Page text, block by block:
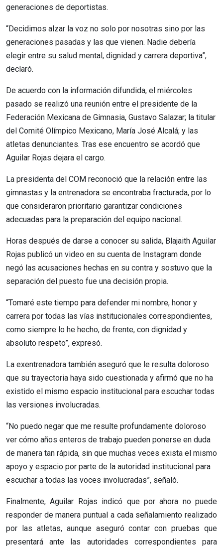
generaciones de deportistas.
“Decidimos alzar la voz no solo por nosotras sino por las
generaciones pasadas y las que vienen. Nadie debería
elegir entre su salud mental, dignidad y carrera deportiva”,
declaró.
De acuerdo con la información difundida, el miércoles
pasado se realizó una reunión entre el presidente de la
Federación Mexicana de Gimnasia, Gustavo Salazar; la titular
del Comité Olímpico Mexicano, María José Alcalá; y las
atletas denunciantes. Tras ese encuentro se acordó que
Aguilar Rojas dejara el cargo.
La presidenta del COM reconoció que la relación entre las
gimnastas y la entrenadora se encontraba fracturada, por lo
que consideraron prioritario garantizar condiciones
adecuadas para la preparación del equipo nacional.
Horas después de darse a conocer su salida, Blajaith Aguilar
Rojas publicó un video en su cuenta de Instagram donde
negó las acusaciones hechas en su contra y sostuvo que la
separación del puesto fue una decisión propia.
“Tomaré este tiempo para defender mi nombre, honor y
carrera por todas las vías institucionales correspondientes,
como siempre lo he hecho, de frente, con dignidad y
absoluto respeto”, expresó.
La exentrenadora también aseguró que le resulta doloroso
que su trayectoria haya sido cuestionada y afirmó que no ha
existido el mismo espacio institucional para escuchar todas
las versiones involucradas.
“No puedo negar que me resulte profundamente doloroso
ver cómo años enteros de trabajo pueden ponerse en duda
de manera tan rápida, sin que muchas veces exista el mismo
apoyo y espacio por parte de la autoridad institucional para
escuchar a todas las voces involucradas”, señaló.
Finalmente, Aguilar Rojas indicó que por ahora no puede
responder de manera puntual a cada señalamiento realizado
por las atletas, aunque aseguró contar con pruebas que
presentará ante las autoridades correspondientes para